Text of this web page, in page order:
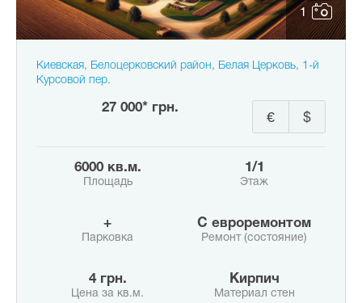
1
Киевская, Белоцерковский район, Белая Церковь, 1-й
Курсовой пер.
27 000* грн.
$
€
6000 кв.м.
Площадь
1/1
Этаж
+
Парковка
с евроремонтом
Ремонт (состояние)
4 грн.
Цена за кв.м.
Кирпич
Материал стен